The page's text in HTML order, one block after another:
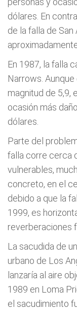
dólares. En
de la falla de
En 1987, la falla
Narrows.
magnitud de 5,9,
ocasión más
dólares.
Parte del
falla corre cerca
vulnerables,
concreto, en el
debido a que la
1999, es
reverberaciones
La sacudida de
urbano de Los
lanzaría al aire
1989 en Loma
el sacudimiento